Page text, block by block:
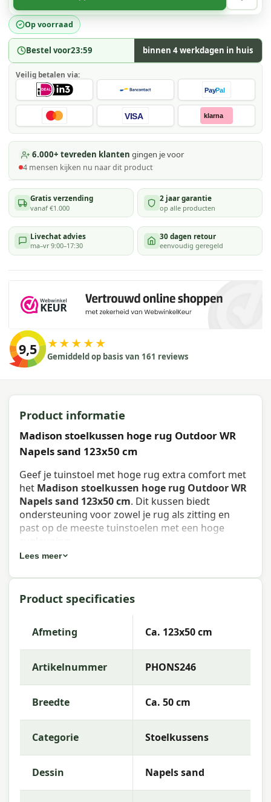
Op voorraad
Bestel voor23:59 binnen 4 werkdagen in huis
Veilig betalen via:
PayPal
VISA klarna
6.000+ tevreden klanten gingen je voor
4 mensen kijken nu naar dit product
Gratis verzending
vanaf €1.000
2 jaar garantie
op alle producten
Livechat advies
ma–vr 9:00–17:30
30 dagen retour
eenvoudig geregeld
9,5 ★★★★★
Gemiddeld op basis van 161 reviews
Product informatie
Madison stoelkussen hoge rug Outdoor WR
Napels sand 123x50 cm
Geef je tuinstoel met hoge rug extra comfort met
het Madison stoelkussen hoge rug Outdoor WR
Napels sand 123x50 cm. Dit kussen biedt
ondersteuning voor zowel je rug als zitting en
past op de meeste tuinstoelen met een hoge
123x50 cm
Artikelnummer:
PHONS246
EAN:8713229035761
Merk:Madison
Kleur:
sand
Afmeting:Ca. 123x50 cm
Stof:55% Cotton 45% Polyester
Kleurechtheid:7 of 8
Lees meer
Product specificaties
Afmeting Ca. 123x50 cm
Artikelnummer PHONS246
Breedte Ca. 50 cm
Categorie Stoelkussens
Dessin Napels sand